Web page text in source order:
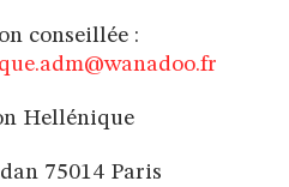
conseillée :
Hellénique
75014 Paris